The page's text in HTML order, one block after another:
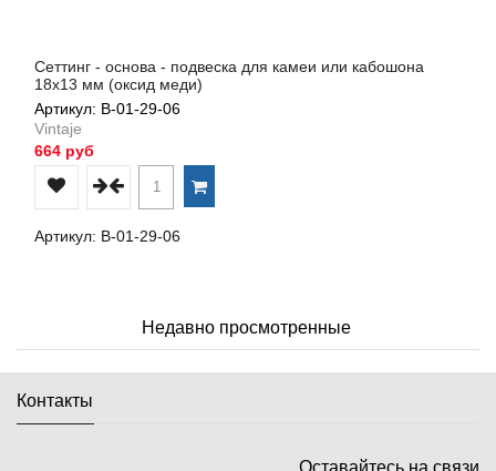
Сеттинг - основа - подвеска для камеи или кабошона
18х13 мм (оксид меди)
Артикул: В-01-29-06
Vintaje
664 руб
Артикул: В-01-29-06
Недавно просмотренные
Контакты
Оставайтесь на связи